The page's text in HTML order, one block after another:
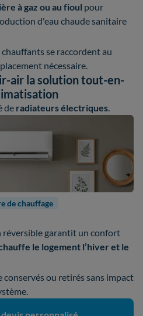
à gaz ou au fioul pour
d'eau chaude sanitaire
se raccordent au
nécessaire.
air la solution tout-en-
de radiateurs électriques
de chauffage
réversible garantit un confort
le logement l’hiver et le
ou retirés sans impact